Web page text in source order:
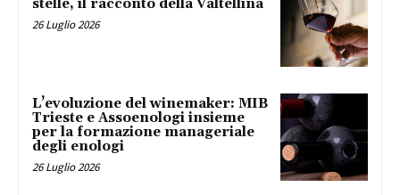
stelle, il racconto della Valtellina
26 Luglio 2026
L’evoluzione del winemaker: MIB
Trieste e Assoenologi insieme
per la formazione manageriale
degli enologi
26 Luglio 2026